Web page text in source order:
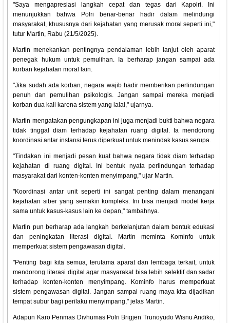
"Saya mengapresiasi langkah cepat dan tegas dari Kapolri. Ini
menunjukkan bahwa Polri benar-benar hadir dalam melindungi
masyarakat, khususnya dari kejahatan yang merusak moral seperti ini,"
tutur Martin, Rabu (21/5/2025).
Martin menekankan pentingnya pendalaman lebih lanjut oleh aparat
penegak hukum untuk pemulihan. Ia berharap jangan sampai ada
korban kejahatan moral lain.
"Jika sudah ada korban, negara wajib hadir memberikan perlindungan
penuh dan pemulihan psikologis. Jangan sampai mereka menjadi
korban dua kali karena sistem yang lalai," ujarnya.
Martin mengatakan pengungkapan ini juga menjadi bukti bahwa negara
tidak tinggal diam terhadap kejahatan ruang digital. Ia mendorong
koordinasi antar instansi terus diperkuat untuk menindak kasus serupa.
"Tindakan ini menjadi pesan kuat bahwa negara tidak diam terhadap
kejahatan di ruang digital. Ini bentuk nyata perlindungan terhadap
masyarakat dari konten-konten menyimpang," ujar Martin.
"Koordinasi antar unit seperti ini sangat penting dalam menangani
kejahatan siber yang semakin kompleks. Ini bisa menjadi model kerja
sama untuk kasus-kasus lain ke depan," tambahnya.
Martin pun berharap ada langkah berkelanjutan dalam bentuk edukasi
dan peningkatan literasi digital. Martin meminta Kominfo untuk
memperkuat sistem pengawasan digital.
"Penting bagi kita semua, terutama aparat dan lembaga terkait, untuk
mendorong literasi digital agar masyarakat bisa lebih selektif dan sadar
terhadap konten-konten menyimpang. Kominfo harus memperkuat
sistem pengawasan digital. Jangan sampai ruang maya kita dijadikan
tempat subur bagi perilaku menyimpang," jelas Martin.
Adapun Karo Penmas Divhumas Polri Brigjen Trunoyudo Wisnu Andiko,